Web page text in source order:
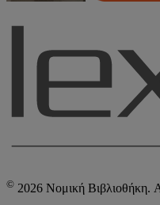
© 2026 Νομική Βιβλιοθήκη.